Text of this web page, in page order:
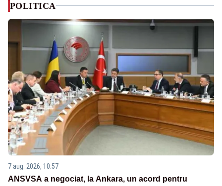
POLITICA
7 aug. 2026, 10:57
ANSVSA a negociat, la Ankara, un acord pentru